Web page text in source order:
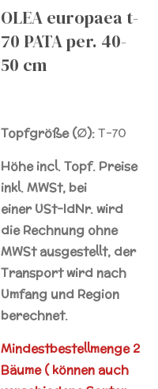
OLEA europaea t-
70 PATA per. 40-
50 cm
Topfgröße (∅):T-70
Höhe incl. Topf. Preise
inkl. MWSt, bei
einerUSt-IdNr.wird
die Rechnung ohne
MWSt ausgestellt, der
Transport wird nach
Umfang und Region
berechnet.
Mindestbestellmenge 2
Bäume ( können auch